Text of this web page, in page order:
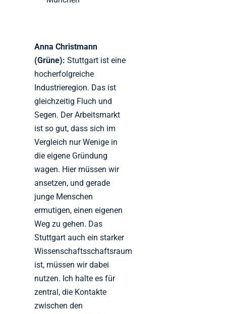
Anna Christmann
(Grüne): Stuttgart ist eine
hocherfolgreiche
Industrieregion. Das ist
gleichzeitig Fluch und
Segen. Der Arbeitsmarkt
ist so gut, dass sich im
Vergleich nur Wenige in
die eigene Gründung
wagen. Hier müssen wir
ansetzen, und gerade
junge Menschen
ermutigen, einen eigenen
Weg zu gehen. Das
Stuttgart auch ein starker
Wissenschaftsschaftsraum
ist, müssen wir dabei
nutzen. Ich halte es für
zentral, die Kontakte
zwischen den